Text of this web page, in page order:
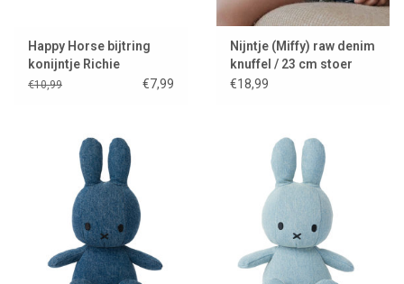
Happy Horse bijtring
konijntje Richie
€10,99 €7,99
Nijntje (Miffy) raw denim
knuffel / 23 cm stoer
jeans design
€18,99